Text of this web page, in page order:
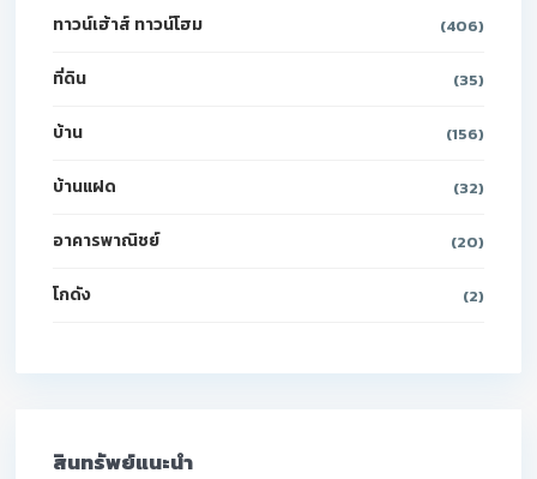
ทาวน์เฮ้าส์ ทาวน์โฮม (406)
ที่ดิน (35)
บ้าน (156)
บ้านแฝด (32)
อาคารพาณิชย์ (20)
โกดัง (2)
สินทรัพย์แนะนำ